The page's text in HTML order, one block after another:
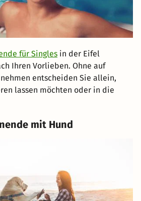
für Singles in der Eifel
Ihren Vorlieben. Ohne auf
entscheiden Sie allein,
lassen möchten oder in die
mit Hund